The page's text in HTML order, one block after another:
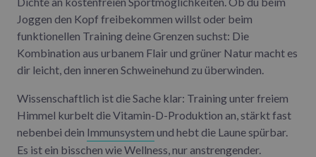
Joggen den Kopf freibekommen willst oder beim
funktionellen Training deine Grenzen suchst: Die
Kombination aus urbanem Flair und grüner Natur macht es
dir leicht, den inneren Schweinehund zu überwinden.
Wissenschaftlich ist die Sache klar: Training unter freiem
Himmel kurbelt die Vitamin-D-Produktion an, stärkt fast
nebenbei dein Immunsystem und hebt die Laune spürbar.
Es ist ein bisschen wie Wellness, nur anstrengender.